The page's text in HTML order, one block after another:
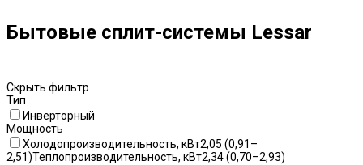
Бытовые сплит-системы Lessar
Скрыть фильтр
Тип
Инверторный
Мощность
Холодопроизводительность, кВт2,05 (0,91–
2,51)Теплопроизводительность, кВт2,34 (0,70–2,93)